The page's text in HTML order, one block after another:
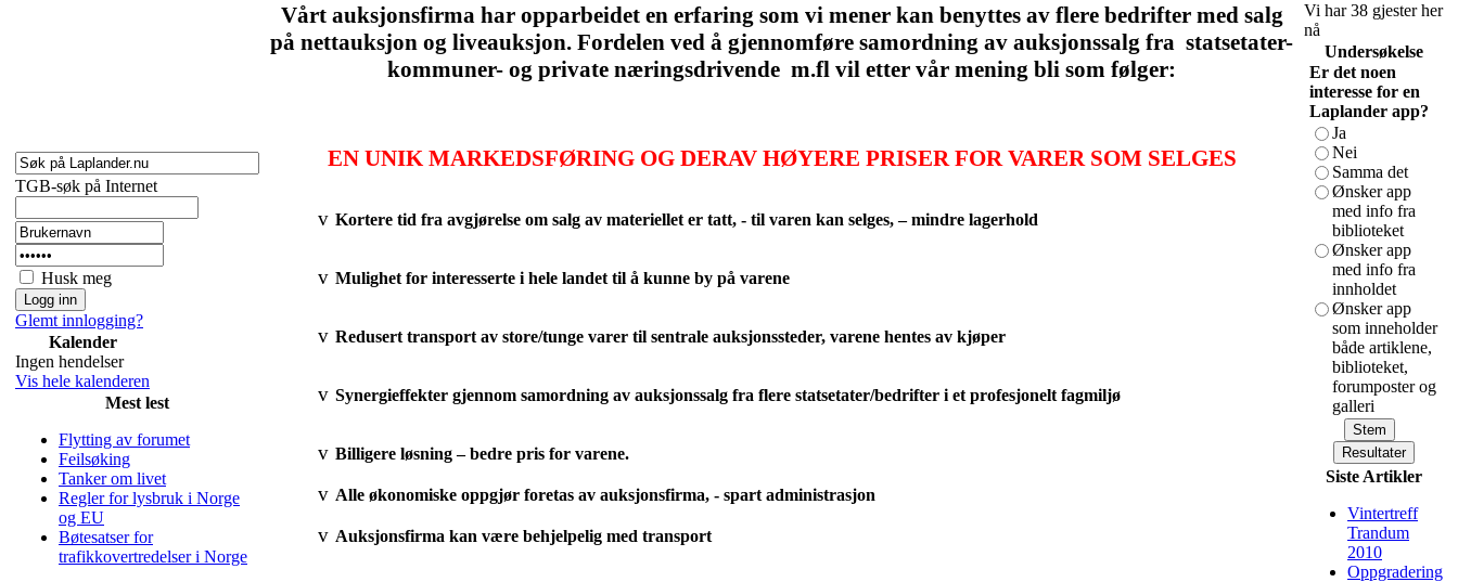
TGB-søk på Internet
Husk meg
Glemt innlogging?
Kalender
Ingen hendelser
Vis hele kalenderen
Mest lest
Flytting av forumet
Feilsøking
Tanker om livet
Regler for lysbruk i Norge
og EU
Bøtesatser for
trafikkovertredelser i Norge
Vårt auksjonsfirma har opparbeidet en erfaring som vi mener kan benyttes av flere bedrifter med salg
på nettauksjon og liveauksjon. Fordelen ved å gjennomføre samordning av auksjonssalg fra statsetater-
kommuner- og private næringsdrivende m.fl vil etter vår mening bli som følger:
EN UNIK MARKEDSFØRING OG DERAV HØYERE PRISER FOR VARER SOM SELGES
v Kortere tid fra avgjørelse om salg av materiellet er tatt, - til varen kan selges, – mindre lagerhold
v Mulighet for interesserte i hele landet til å kunne by på varene
v Redusert transport av store/tunge varer til sentrale auksjonssteder, varene hentes av kjøper
v Synergieffekter gjennom samordning av auksjonssalg fra flere statsetater/bedrifter i et profesjonelt fagmiljø
v Billigere løsning – bedre pris for varene.
v Alle økonomiske oppgjør foretas av auksjonsfirma, - spart administrasjon
v Auksjonsfirma kan være behjelpelig med transport
Vi har 38 gjester her
nå
Undersøkelse
Er det noen
interesse for en
Laplander app?
Ja
Nei
Samma det
Ønsker app
med info fra
biblioteket
Ønsker app
med info fra
innholdet
Ønsker app
som inneholder
både artiklene,
biblioteket,
forumposter og
galleri
Siste Artikler
Vintertreff
Trandum
2010
Oppgradering